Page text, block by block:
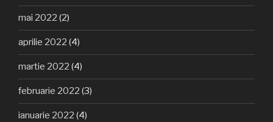
mai 2022 (2)
aprilie 2022 (4)
martie 2022 (4)
februarie 2022 (3)
ianuarie 2022 (4)